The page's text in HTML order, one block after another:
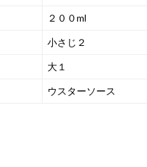
２００ml
小さじ２
大１
ウスターソース